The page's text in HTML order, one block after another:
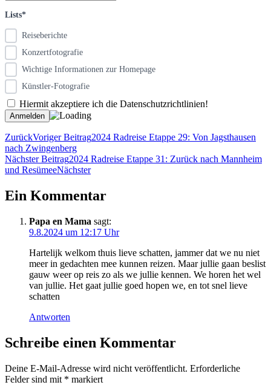
Lists*
Reiseberichte
Konzertfotografie
Wichtige Informationen zur Homepage
Künstler-Fotografie
Hiermit akzeptiere ich die Datenschutzrichtlinien!
ZurückVoriger Beitrag2024 Radreise Etappe 29: Von Jagsthausen
nach Zwingenberg
Nächster Beitrag2024 Radreise Etappe 31: Zurück nach Mannheim
und ResümeeNächster
Ein Kommentar
Papa en Mama sagt:
9.8.2024 um 12:17 Uhr
Hartelijk welkom thuis lieve schatten, jammer dat we nu niet
meer in gedachten mee kunnen reizen. Maar jullie gaan beslist
gauw weer op reis zo als we jullie kennen. We horen het wel
van jullie. Het gaat jullie goed hopen we, en tot snel lieve
schatten
Antworten
Schreibe einen Kommentar
Deine E-Mail-Adresse wird nicht veröffentlicht. Erforderliche
Felder sind mit * markiert